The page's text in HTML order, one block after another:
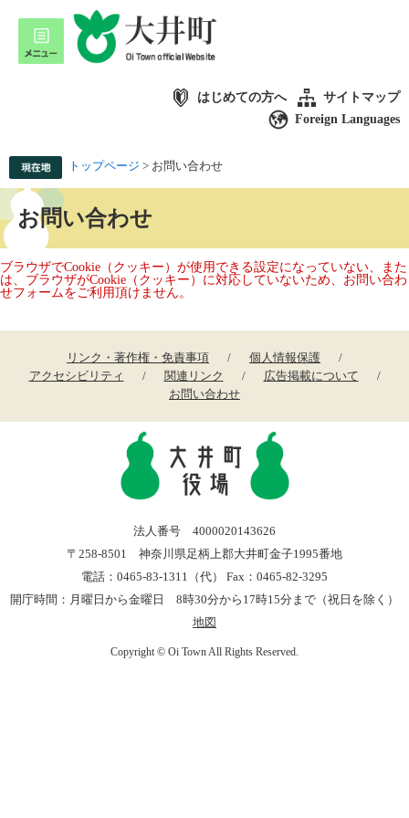
はじめての方へ
サイトマップ
Foreign Languages
トップページ > お問い合わせ
お問い合わせ
ブラウザでCookie（クッキー）が使用できる設定になっていない、また
は、ブラウザがCookie（クッキー）に対応していないため、お問い合わ
せフォームをご利用頂けません。
リンク・著作権・免責事項
個人情報保護
アクセシビリティ
関連リンク
広告掲載について
お問い合わせ
法人番号 4000020143626
〒258-8501 神奈川県足柄上郡大井町金子1995番地
電話：0465-83-1311（代） Fax：0465-82-3295
開庁時間：月曜日から金曜日 8時30分から17時15分まで（祝日を除く）
地図
Copyright © Oi Town All Rights Reserved.